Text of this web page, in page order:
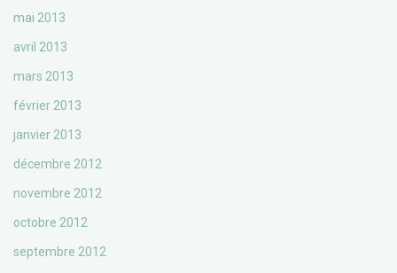
mai 2013
avril 2013
mars 2013
février 2013
janvier 2013
décembre 2012
novembre 2012
octobre 2012
septembre 2012